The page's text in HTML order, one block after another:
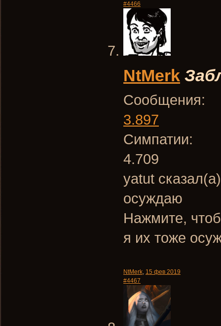
#4466
NtMerk
Сообщения:
3.897
Симпатии:
4.709
yatut
осуждаю
Нажмите,
я их тоже
NtMerk, 15 фев 2019
#4467